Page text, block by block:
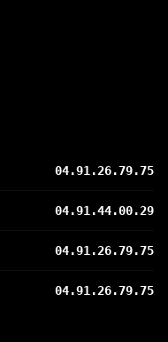
04.91.26.79.75
04.91.44.00.29
04.91.26.79.75
04.91.26.79.75